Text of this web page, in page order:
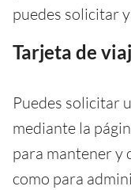
puedes solicitar
Tarjeta de
Puedes solicitar
mediante la
para mantener y
como para